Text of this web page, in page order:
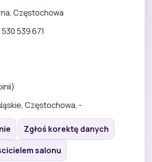
Częstochowa
539 671
Częstochowa, -
Zgłoś korektę danych
salonu